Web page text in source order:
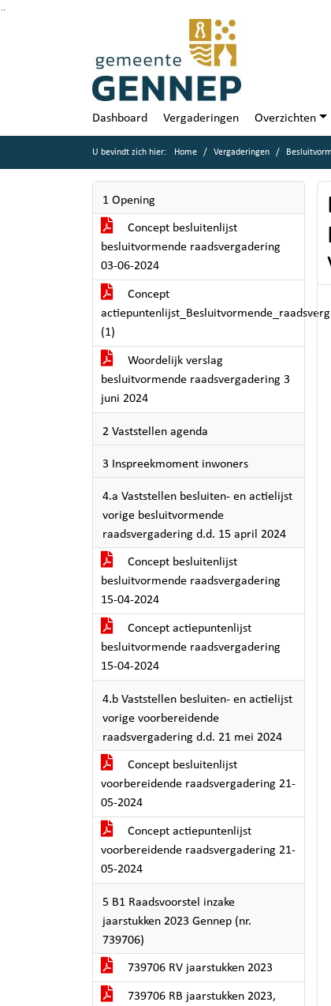
Dashboard Vergaderingen Overzichten
U bevindt zich hier: Home Vergaderingen
1 Opening
Concept besluitenlijst
besluitvormende raadsvergadering
03-06-2024
Concept
(1)
Woordelijk verslag
besluitvormende raadsvergadering 3
juni 2024
2 Vaststellen agenda
3 Inspreekmoment inwoners
4.a Vaststellen besluiten- en actielijst
vorige besluitvormende
raadsvergadering d.d. 15 april 2024
Concept besluitenlijst
besluitvormende raadsvergadering
15-04-2024
Concept actiepuntenlijst
besluitvormende raadsvergadering
15-04-2024
4.b Vaststellen besluiten- en actielijst
vorige voorbereidende
raadsvergadering d.d. 21 mei 2024
Concept besluitenlijst
voorbereidende raadsvergadering 21-
05-2024
Concept actiepuntenlijst
voorbereidende raadsvergadering 21-
05-2024
5 B1 Raadsvoorstel inzake
jaarstukken 2023 Gennep (nr.
739706)
739706 RV jaarstukken 2023
739706 RB jaarstukken 2023,